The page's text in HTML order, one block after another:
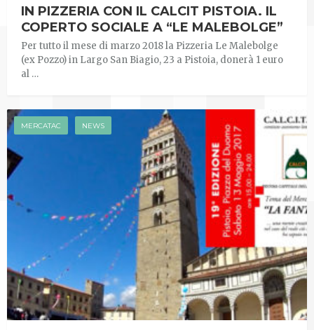
IN PIZZERIA CON IL CALCIT PISTOIA. IL
COPERTO SOCIALE A “LE MALEBOLGE”
Per tutto il mese di marzo 2018 la Pizzeria Le Malebolge
(ex Pozzo) in Largo San Biagio, 23 a Pistoia, donerà 1 euro
al …
MERCATAC NEWS